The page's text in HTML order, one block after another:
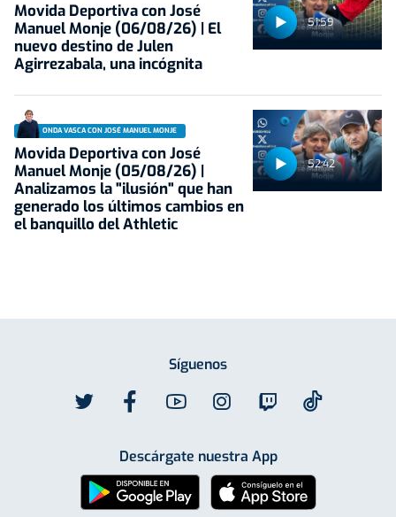
51:59
Movida Deportiva con José
Manuel Monje (06/08/26) | El
nuevo destino de Julen
Agirrezabala, una incógnita
52:42
ONDA VASCA CON JOSÉ MANUEL MONJE
Movida Deportiva con José
Manuel Monje (05/08/26) |
Analizamos la "ilusión" que han
generado los últimos cambios en
el banquillo del Athletic
Síguenos
Descárgate nuestra App